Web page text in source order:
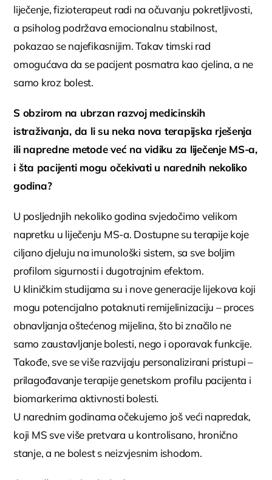
liječenje, fizioterapeut radi na očuvanju pokretljivosti,
a psiholog podržava emocionalnu stabilnost,
pokazao se najefikasnijim. Takav timski rad
omogućava da se pacijent posmatra kao cjelina, a ne
samo kroz bolest.
S obzirom na ubrzan razvoj medicinskih
istraživanja, da li su neka nova terapijska rješenja
ili napredne metode već na vidiku za liječenje MS-a,
i šta pacijenti mogu očekivati u narednih nekoliko
godina?
U posljednjih nekoliko godina svjedočimo velikom
napretku u liječenju MS-a. Dostupne su terapije koje
ciljano djeluju na imunološki sistem, sa sve boljim
profilom sigurnosti i dugotrajnim efektom.
U kliničkim studijama su i nove generacije lijekova koji
mogu potencijalno potaknuti remijelinizaciju – proces
obnavljanja oštećenog mijelina, što bi značilo ne
samo zaustavljanje bolesti, nego i oporavak funkcije.
Takođe, sve se više razvijaju personalizirani pristupi –
prilagođavanje terapije genetskom profilu pacijenta i
biomarkerima aktivnosti bolesti.
U narednim godinama očekujemo još veći napredak,
koji MS sve više pretvara u kontrolisano, hronično
stanje, a ne bolest s neizvjesnim ishodom.